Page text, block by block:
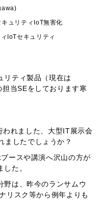
ュリティ IoT無害化
IoTセキュリティ
リティ製品（現在は
当SEをしております寒
れました、大型IT展示会
ましたでしょうか？
ースや講演へ沢山の方が
た。
野は、昨今のランサムウ
リスク等から例年よりも